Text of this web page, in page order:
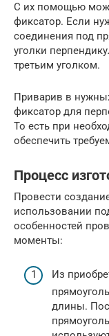
С их помощью
фиксатор. Если
соединения под
уголки
третьим уголком.
Приварив в
фиксатор для
То есть при
обеспечить
Процесс
Провести
использовании
особенностей
моменты:
Из
длины.